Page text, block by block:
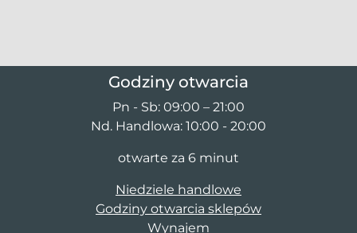
Godziny otwarcia
Pn - Sb: 09:00 – 21:00
Nd. Handlowa: 10:00 - 20:00
otwarte za 6 minut
Niedziele handlowe
Godziny otwarcia sklepów
Wynajem